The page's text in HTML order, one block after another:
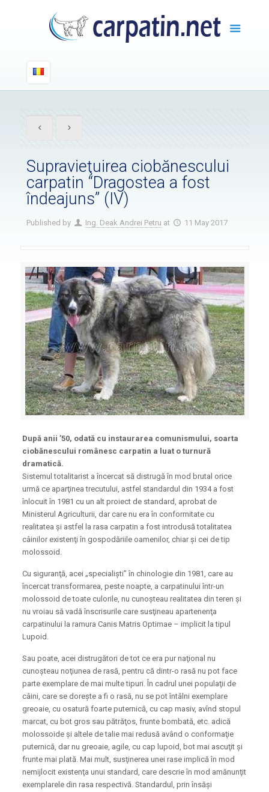
Supravieţuirea ciobănescului
carpatin “Dragostea a fost
îndeajuns” (IV)
Published by Ing. Deak Andrei Petru at 11 May 2017
După anii ’50, odată cu instaurarea comunismului, soarta
ciobănescului românesc carpatin a luat o turnură
dramatică.
Sistemul totalitarist a încercat să distrugă în mod brutal orice
urmă ce aparţinea trecutului, astfel standardul din 1934 a fost
înlocuit în 1981 cu un alt proiect de standard, aprobat de
Ministerul Agriculturii, dar care nu era în conformitate cu
realitatea şi astfel la rasa carpatin a fost introdusă totalitatea
câinilor existenţi în gospodăriile oamenilor, chiar şi cei de tip
molossoid.
Cu siguranţă, acei „specialişti” în chinologie din 1981, care au
încercat transformarea, peste noapte, a carpatinului într-un
molossoid de toate culorile, nu cunoşteau realitatea din teren şi
nu vroiau să vadă înscrisurile care susţineau apartenenţa
carpatinului la ramura Canis Matris Optimae – implicit la tipul
Lupoid.
Sau poate, acei distrugători de tot ce era pur naţional nu
cunoşteau noţiunea de rasă, pentru că dintr-o rasă nu pot face
parte exemplare de mai multe tipuri. În cadrul unei populaţii de
câini, care se doreşte a fi o rasă, nu se pot întâlni exemplare
greoaie, cu osatură foarte puternică, cu cap masiv, avînd stopul
marcat, cu bot gros sau pătrăţos, frunte bombată, etc. adică
molossoide şi altele de talie mai redusă având o conformaţie
puternică, dar nu greoaie, agile, cu cap lupoid, bot mai ascuţit şi
frunte mai plată. Mai mult, susţinerea unei rase implică în mod
nemijlocit existenţa unui standard, care descrie în mod amănunţit
exemplarele din rasa respectivă. Standardul, prin însăşi